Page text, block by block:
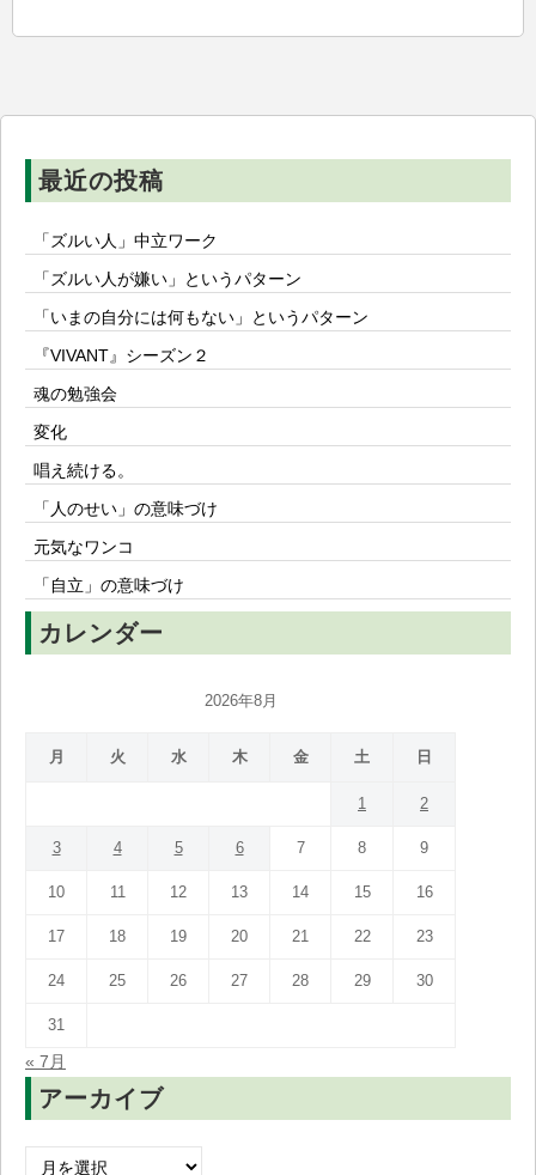
ン
最近の投稿
「ズルい人」中立ワーク
「ズルい人が嫌い」というパターン
「いまの自分には何もない」というパターン
『VIVANT』シーズン２
魂の勉強会
変化
唱え続ける。
「人のせい」の意味づけ
元気なワンコ
「自立」の意味づけ
カレンダー
2026年8月
月 火 水 木 金 土 日
1 2
3 4 5 6 7 8 9
10 11 12 13 14 15 16
17 18 19 20 21 22 23
24 25 26 27 28 29 30
31
« 7月
アーカイブ